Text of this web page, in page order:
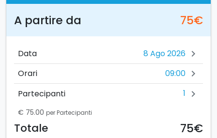
A partire da 75€
Data chevron_right
Orari 09:00 chevron_right
Partecipanti 1 chevron_right
€ 75.00 per Partecipanti
Totale 75€